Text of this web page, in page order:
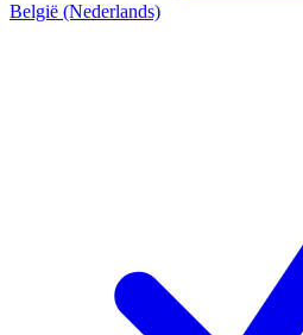
België (Nederlands)